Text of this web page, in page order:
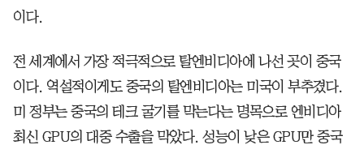
이다.
전 세계에서 가장 적극적으로 탈엔비디아에 나선 곳이 중국
이다. 역설적이게도 중국의 탈엔비디아는 미국이 부추겼다.
미 정부는 중국의 테크 굴기를 막는다는 명목으로 엔비디아
최신 GPU의 대중 수출을 막았다. 성능이 낮은 GPU만 중국